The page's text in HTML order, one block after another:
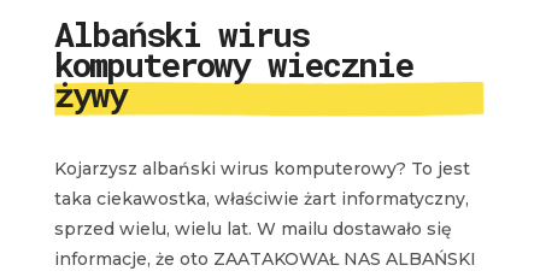
Albański wirus
komputerowy wiecznie
żywy
Kojarzysz albański wirus komputerowy? To jest
taka ciekawostka, właściwie żart informatyczny,
sprzed wielu, wielu lat. W mailu dostawało się
informacje, że oto ZAATAKOWAŁ NAS ALBAŃSKI